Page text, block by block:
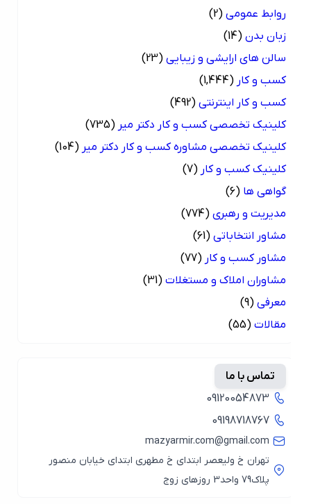
روابط عمومی (2)
زبان بدن (14)
سالن های ارایشی و زیبایی (23)
کسب و کار (1,444)
کسب و کار اینترنتی (492)
کلینیک تخصصی کسب و کار دکتر میر (735)
کلینیک تخصصی مشاوره کسب و کار دکتر میر (104)
کلینیک کسب و کار (7)
گواهی ها (6)
مدیریت و رهبری (774)
مشاور انتخاباتی (61)
مشاور کسب و کار (77)
مشاوران املاک و مستغلات (31)
معرفی (9)
مقالات (55)
تماس با ما
09120054873
09198718767
mazyarmir.com@gmail.com
تهران خ ولیعصر ابتدای خ مطهری ابتدای خیابان منصور